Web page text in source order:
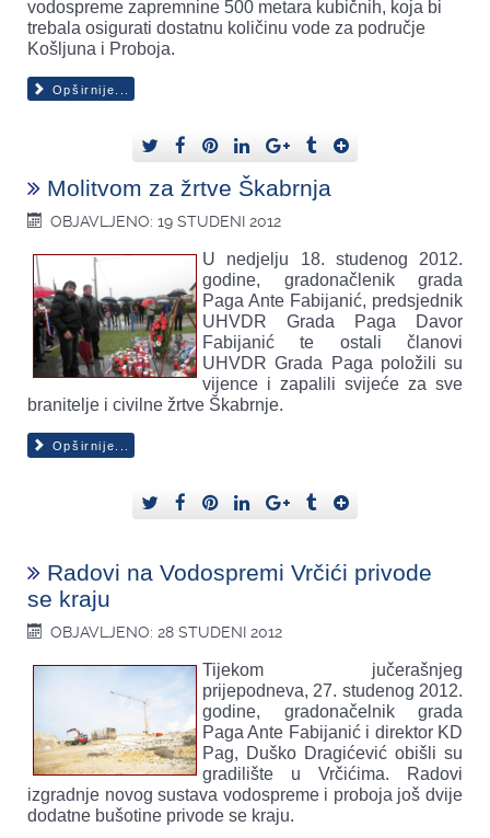
vodospreme zapremnine 500 metara kubičnih, koja bi
trebala osigurati dostatnu količinu vode za područje
Košljuna i Proboja.
Opširnije...
Molitvom za žrtve Škabrnja
OBJAVLJENO: 19 STUDENI 2012
U nedjelju 18. studenog 2012.
godine, gradonačlenik grada
Paga Ante Fabijanić, predsjednik
UHVDR Grada Paga Davor
Fabijanić te ostali članovi
UHVDR Grada Paga položili su
vijence i zapalili svijeće za sve
branitelje i civilne žrtve Škabrnje.
Opširnije...
Radovi na Vodospremi Vrčići privode
se kraju
OBJAVLJENO: 28 STUDENI 2012
Tijekom jučerašnjeg
prijepodneva, 27. studenog 2012.
godine, gradonačelnik grada
Paga Ante Fabijanić i direktor KD
Pag, Duško Dragićević obišli su
gradilište u Vrčićima. Radovi
izgradnje novog sustava vodospreme i proboja još dvije
dodatne bušotine privode se kraju.